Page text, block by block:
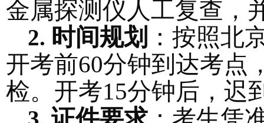
金属探测仪人工复查，
2. 时间规划 ：按照北
开考前60分钟到达考点
检。开考15分钟后，迟